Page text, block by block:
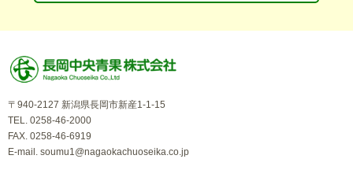
〒940-2127 新潟県長岡市新産1-1-15
TEL. 0258-46-2000
FAX. 0258-46-6919
E-mail. soumu1@nagaokachuoseika.co.jp